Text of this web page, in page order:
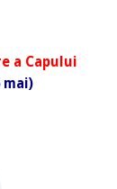
a Capului
mai)